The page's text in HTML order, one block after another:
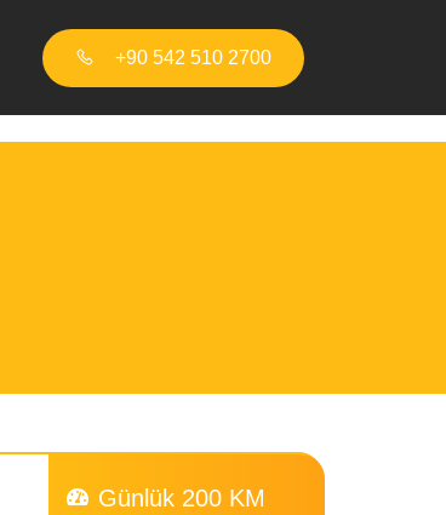
+90 542 510 2700
Günlük 200 KM